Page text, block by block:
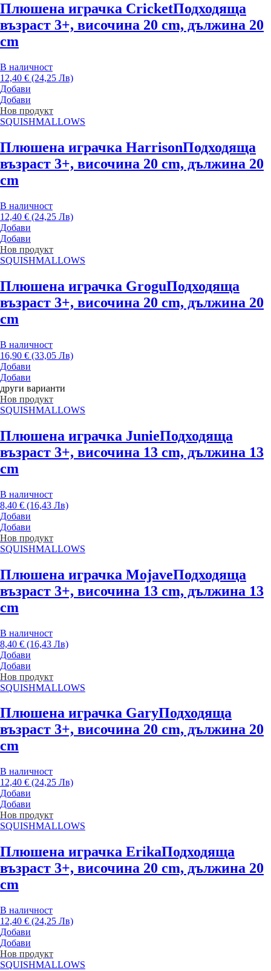
Плюшена играчка CricketПодходяща
възраст 3+, височина 20 cm, дължина 20
cm
В наличност
12,40 € (24,25 Лв)
Добави
Добави
Нов продукт
SQUISHMALLOWS
Плюшена играчка HarrisonПодходяща
възраст 3+, височина 20 cm, дължина 20
cm
В наличност
12,40 € (24,25 Лв)
Добави
Добави
Нов продукт
SQUISHMALLOWS
Плюшена играчка GroguПодходяща
възраст 3+, височина 20 cm, дължина 20
cm
В наличност
16,90 € (33,05 Лв)
Добави
Добави
други варианти
Нов продукт
SQUISHMALLOWS
Плюшена играчка JunieПодходяща
възраст 3+, височина 13 cm, дължина 13
cm
В наличност
8,40 € (16,43 Лв)
Добави
Добави
Нов продукт
SQUISHMALLOWS
Плюшена играчка MojaveПодходяща
възраст 3+, височина 13 cm, дължина 13
cm
В наличност
8,40 € (16,43 Лв)
Добави
Добави
Нов продукт
SQUISHMALLOWS
Плюшена играчка GaryПодходяща
възраст 3+, височина 20 cm, дължина 20
cm
В наличност
12,40 € (24,25 Лв)
Добави
Добави
Нов продукт
SQUISHMALLOWS
Плюшена играчка ErikaПодходяща
възраст 3+, височина 20 cm, дължина 20
cm
В наличност
12,40 € (24,25 Лв)
Добави
Добави
Нов продукт
SQUISHMALLOWS